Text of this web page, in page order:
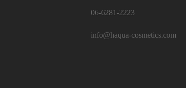
06-6281-2223
info@haqua-cosmetics.com